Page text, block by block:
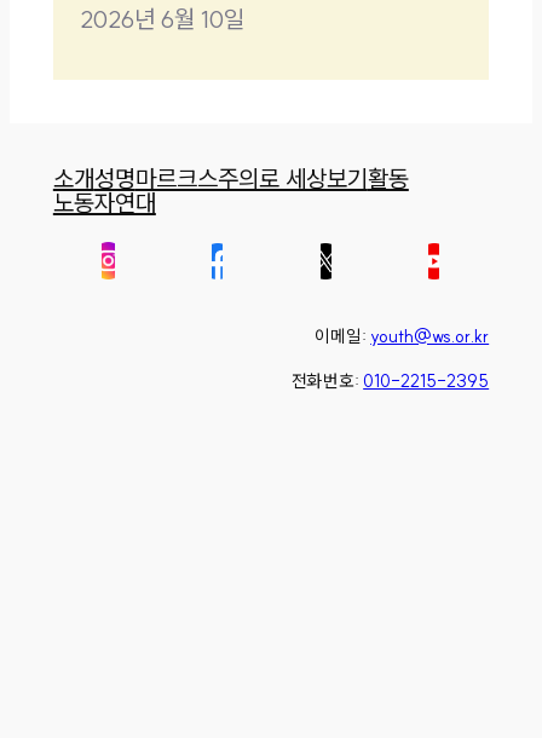
2026년 6월 10일
소개성명마르크스주의로 세상보기활동
노동자연대
이메일: youth@ws.or.kr
전화번호: 010-2215-2395